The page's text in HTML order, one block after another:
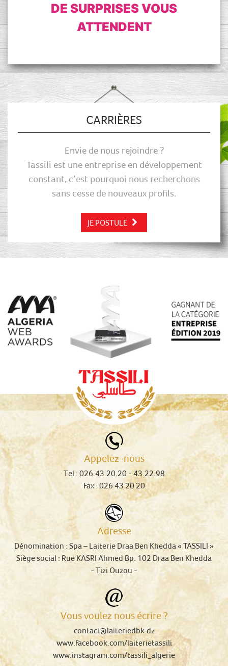
DE SURPRISES VOUS
ATTENDENT
CARRIÈRES
Envie de nous rejoindre ?
Tassili est une entreprise en développement
constant, c’est pourquoi nous recherchons
sans cesse de nouveaux profils.
JE POSTULE
Appelez-nous
Tel : 026.43.20.20- 43.22.98
Fax : 026 43 20 20
Adresse
Dénomination : Spa – Laiterie Draa Ben Khedda « TASSILI »
Siège social : Rue KASRI Ahmed Bp. 102 Draa Ben Khedda
- Tizi Ouzou -
Vous voulez nous écrire ?
contact@laiteriedbk.dz
www.facebook.com/laiterietassili
www.instagram.com/tassili_algerie